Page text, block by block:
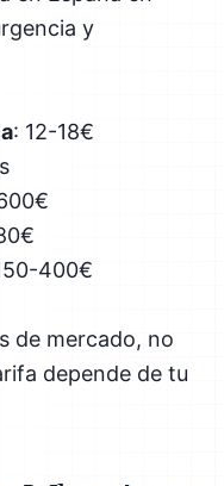
y
: 12-18€
400€
de mercado, no
depende de tu